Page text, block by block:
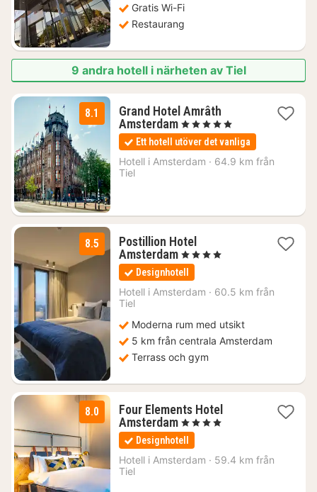
Gratis Wi-Fi
Restaurang
9 andra hotell i närheten av Tiel
8.1
Grand Hotel Amrâth
Amsterdam1
natt
från
2334
, 5 Stjärnor
Ett hotell utöver det vanliga
Hotell i Amsterdam · 64.9 km från
Tiel
8.5
Postillion Hotel
Amsterdam1
natt
från
1221
, 4 Stjärnor
Designhotell
Hotell i Amsterdam · 60.5 km från
Tiel
Moderna rum med utsikt
5 km från centrala Amsterdam
Terrass och gym
8.0
Four Elements Hotel
Amsterdam1
natt
från
1055
, 4 Stjärnor
Designhotell
Hotell i Amsterdam · 59.4 km från
Tiel